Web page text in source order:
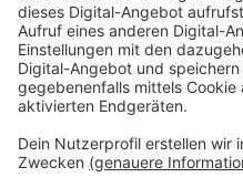
Sollte der 7-Tage-Wert
100.000 Einwohner 200
nicht automatisch, dass
Kilometer begrenzt wird,
diesem Fall prüfe der